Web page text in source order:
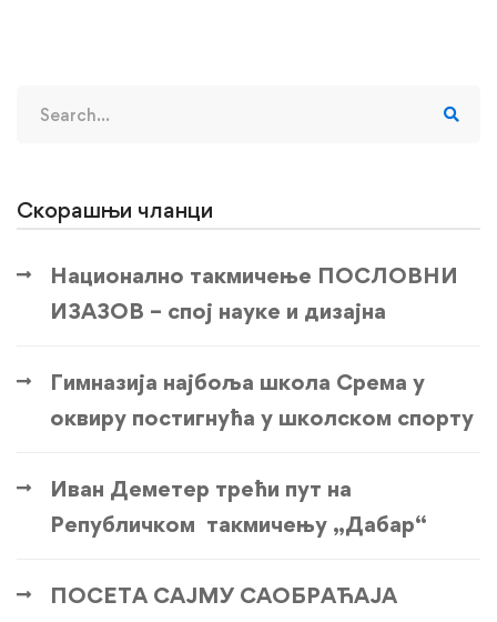
for:
Скорашњи чланци
Национално такмичење ПОСЛОВНИ
ИЗАЗОВ – спој науке и дизајна
Гимназија најбоља школа Срема у
оквиру постигнућа у школском спорту
Иван Деметер трећи пут на
Републичком такмичењу „Дабар“
ПОСЕТА САЈМУ САОБРАЋАЈА